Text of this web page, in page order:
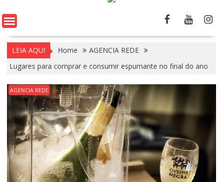
LEIA AQUI Home
AGENCIA REDE
Lugares para comprar e consumir espumante no final do ano
AGENCIA REDE